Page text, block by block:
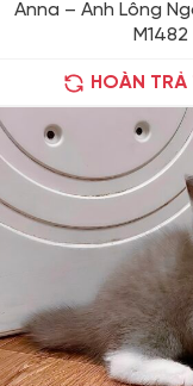
Anna – Anh Lông
M1482
HOÀN TRẢ